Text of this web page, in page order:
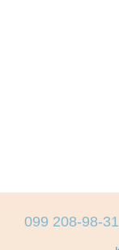
099 208-98-31